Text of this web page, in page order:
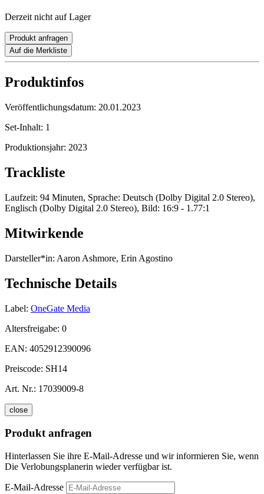
Derzeit nicht auf Lager
Produkt anfragen
Auf die Merkliste
Produktinfos
Veröffentlichungsdatum: 20.01.2023
Set-Inhalt: 1
Produktionsjahr: 2023
Trackliste
Laufzeit: 94 Minuten, Sprache: Deutsch (Dolby Digital 2.0 Stereo),
Englisch (Dolby Digital 2.0 Stereo), Bild: 16:9 - 1.77:1
Mitwirkende
Darsteller*in: Aaron Ashmore, Erin Agostino
Technische Details
Label: OneGate Media
Altersfreigabe: 0
EAN: 4052912390096
Preiscode: SH14
Art. Nr.: 17039009-8
close
Produkt anfragen
Hinterlassen Sie ihre E-Mail-Adresse und wir informieren Sie, wenn
Die Verlobungsplanerin wieder verfügbar ist.
E-Mail-Adresse